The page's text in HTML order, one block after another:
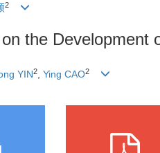
2
the Development
YIN2 Ying CAO2